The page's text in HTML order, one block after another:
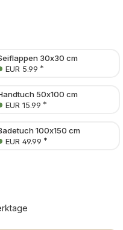
30x30 cm
EUR 5.99 *
50x100 cm
EUR 15.99 *
100x150 cm
EUR 49.99 *